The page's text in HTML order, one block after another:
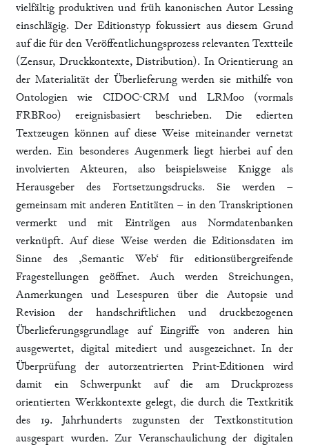
vielfältig produktiven und früh kanonischen Autor Lessing
einschlägig. Der Editionstyp fokussiert aus diesem Grund
auf die für den Veröffentlichungsprozess relevanten Textteile
(Zensur, Druckkontexte, Distribution). In Orientierung an
der Materialität der Überlieferung werden sie mithilfe von
Ontologien wie CIDOC-CRM und LRMoo (vormals
FRBRoo) ereignisbasiert beschrieben. Die edierten
Textzeugen können auf diese Weise miteinander vernetzt
werden. Ein besonderes Augenmerk liegt hierbei auf den
involvierten Akteuren, also beispielsweise Knigge als
Herausgeber des Fortsetzungsdrucks. Sie werden –
gemeinsam mit anderen Entitäten – in den Transkriptionen
vermerkt und mit Einträgen aus Normdatenbanken
verknüpft. Auf diese Weise werden die Editionsdaten im
Sinne des ,Semantic Web‘ für editionsübergreifende
Fragestellungen geöffnet. Auch werden Streichungen,
Anmerkungen und Lesespuren über die Autopsie und
Revision der handschriftlichen und druckbezogenen
Überlieferungsgrundlage auf Eingriffe von anderen hin
ausgewertet, digital mitediert und ausgezeichnet. In der
Überprüfung der autorzentrierten Print-Editionen wird
damit ein Schwerpunkt auf die am Druckprozess
orientierten Werkkontexte gelegt, die durch die Textkritik
des 19. Jahrhunderts zugunsten der Textkonstitution
ausgespart wurden. Zur Veranschaulichung der digitalen